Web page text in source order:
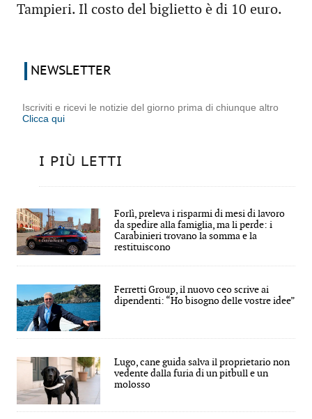
Tampieri. Il costo del biglietto è di 10 euro.
NEWSLETTER
Iscriviti e ricevi le notizie del giorno prima di chiunque altro
Clicca qui
I PIÙ LETTI
Forlì, preleva i risparmi di mesi di lavoro
da spedire alla famiglia, ma li perde: i
Carabinieri trovano la somma e la
restituiscono
Ferretti Group, il nuovo ceo scrive ai
dipendenti: “Ho bisogno delle vostre idee”
Lugo, cane guida salva il proprietario non
vedente dalla furia di un pitbull e un
molosso